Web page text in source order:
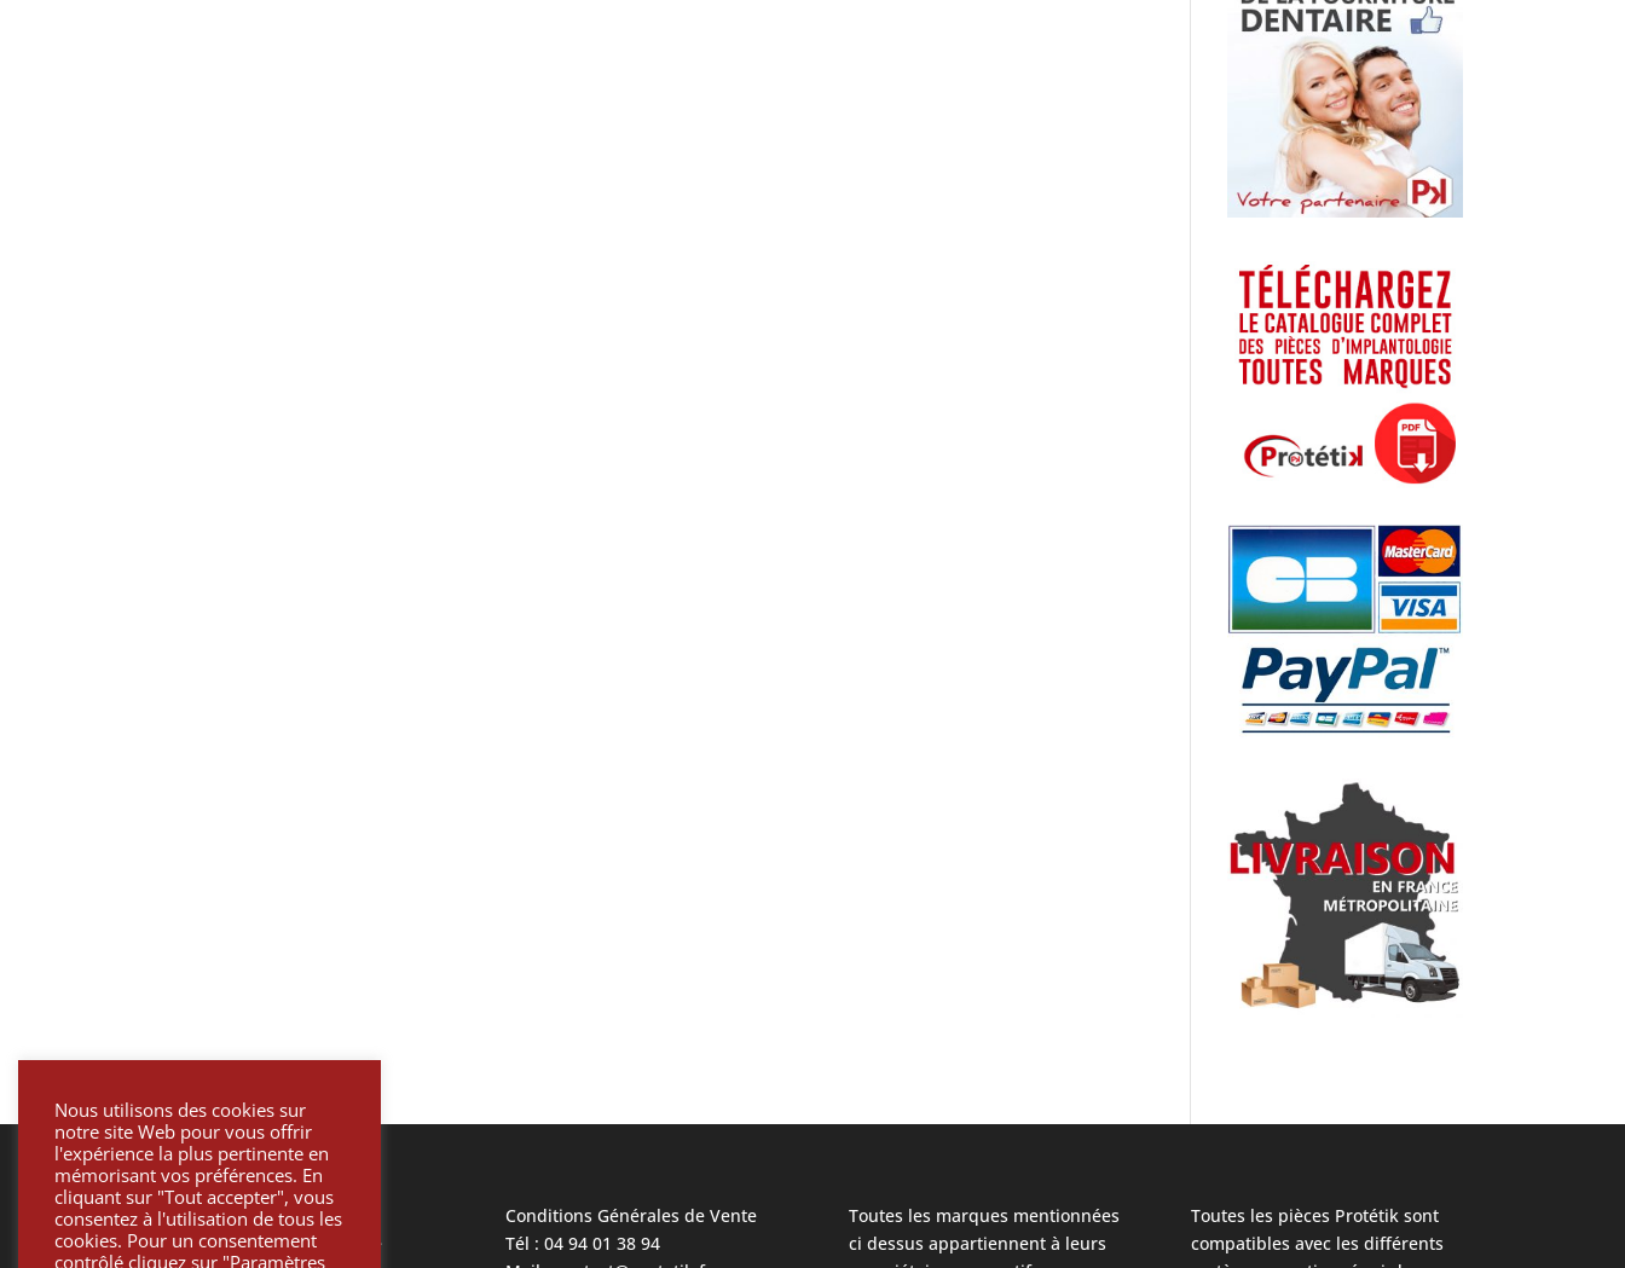
Mentions légales
Politique de confidentialité
Conditions Générales de Vente
Tél : 04 94 01 38 94
Toutes les marques mentionnées
ci dessus appartiennent à leurs
Toutes les pièces Protétik sont
compatibles avec les différents
Nous utilisons des cookies sur
notre site Web pour vous offrir
l'expérience la plus pertinente en
mémorisant vos préférences. En
cliquant sur "Tout accepter", vous
consentez à l'utilisation de tous les
cookies. Pour un consentement
contrôlé cliquez sur "Paramètres